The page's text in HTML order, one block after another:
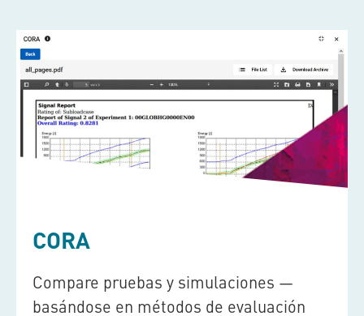
CORA
Compare pruebas y simulaciones —
basándose en métodos de evaluación